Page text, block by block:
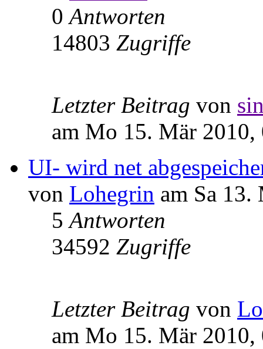
0Antworten
14803 Zugriffe
Letzter Beitrag von
am Mo 15. Mär 2010,
UI- wird net
von Lohegrin am Sa 13.
5Antworten
34592 Zugriffe
Letzter Beitrag von
am Mo 15. Mär 2010,